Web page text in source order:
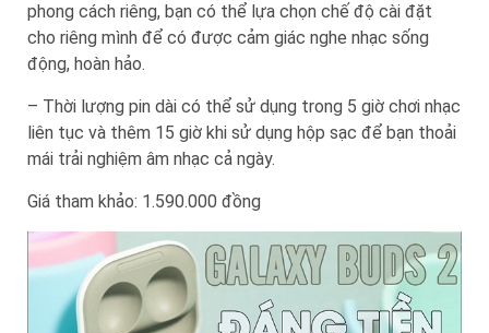
phong cách riêng, bạn có thể lựa chọn chế độ cài đặt
cho riêng mình để có được cảm giác nghe nhạc sống
động, hoàn hảo.
– Thời lượng pin dài có thể sử dụng trong 5 giờ chơi nhạc
liên tục và thêm 15 giờ khi sử dụng hộp sạc để bạn thoải
mái trải nghiệm âm nhạc cả ngày.
Giá tham khảo: 1.590.000 đồng